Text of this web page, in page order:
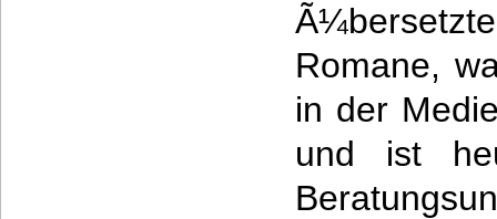
Romane,
in der
und ist